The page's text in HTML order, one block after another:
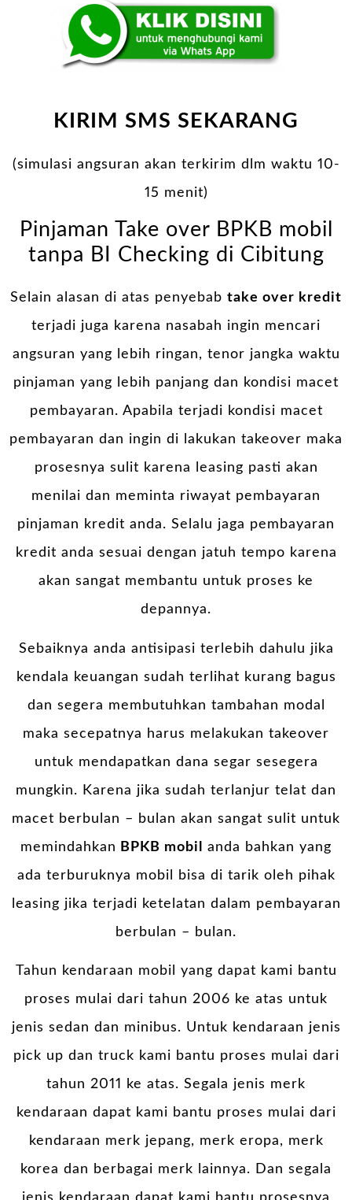
KIRIM SMS SEKARANG
(simulasi angsuran akan terkirim dlm waktu 10-
15 menit)
Pinjaman Take over BPKB mobil
tanpa BI Checking di Cibitung
Selain alasan di atas penyebab take over kredit
terjadi juga karena nasabah ingin mencari
angsuran yang lebih ringan, tenor jangka waktu
pinjaman yang lebih panjang dan kondisi macet
pembayaran. Apabila terjadi kondisi macet
pembayaran dan ingin di lakukan takeover maka
prosesnya sulit karena leasing pasti akan
menilai dan meminta riwayat pembayaran
pinjaman kredit anda. Selalu jaga pembayaran
kredit anda sesuai dengan jatuh tempo karena
akan sangat membantu untuk proses ke
depannya.
Sebaiknya anda antisipasi terlebih dahulu jika
kendala keuangan sudah terlihat kurang bagus
dan segera membutuhkan tambahan modal
maka secepatnya harus melakukan takeover
untuk mendapatkan dana segar sesegera
mungkin. Karena jika sudah terlanjur telat dan
macet berbulan – bulan akan sangat sulit untuk
memindahkan BPKB mobil
anda bahkan yang
ada terburuknya mobil bisa di tarik oleh pihak
leasing jika terjadi ketelatan dalam pembayaran
berbulan – bulan.
Tahun kendaraan mobil yang dapat kami bantu
proses mulai dari tahun 2006 ke atas untuk
jenis sedan dan minibus. Untuk kendaraan jenis
pick up dan truck kami bantu proses mulai dari
tahun 2011 ke atas. Segala jenis merk
kendaraan dapat kami bantu proses mulai dari
kendaraan merk jepang, merk eropa, merk
korea dan berbagai merk lainnya. Dan segala